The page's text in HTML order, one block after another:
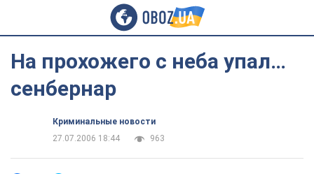
На прохожего с неба упал…
сенбернар
Криминальные новости
27.07.2006 18:44
963